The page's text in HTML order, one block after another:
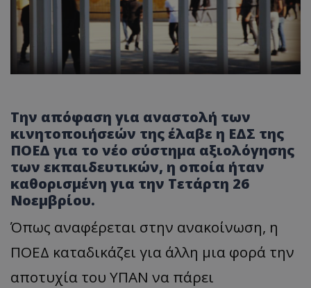
Την απόφαση για αναστολή των
κινητοποιήσεών της έλαβε η ΕΔΣ της
ΠΟΕΔ για το νέο σύστημα αξιολόγησης
των εκπαιδευτικών, η οποία ήταν
καθορισμένη για την Τετάρτη 26
Νοεμβρίου.
Όπως αναφέρεται στην ανακοίνωση, η
ΠΟΕΔ καταδικάζει για άλλη μια φορά την
αποτυχία του ΥΠΑΝ να πάρει